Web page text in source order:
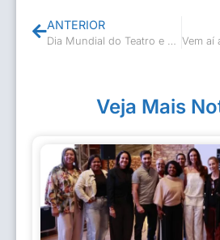
ANTERIOR
Dia Mundial do Teatro e Dia Nacional do Circo!🎭🎪
Veja Mais